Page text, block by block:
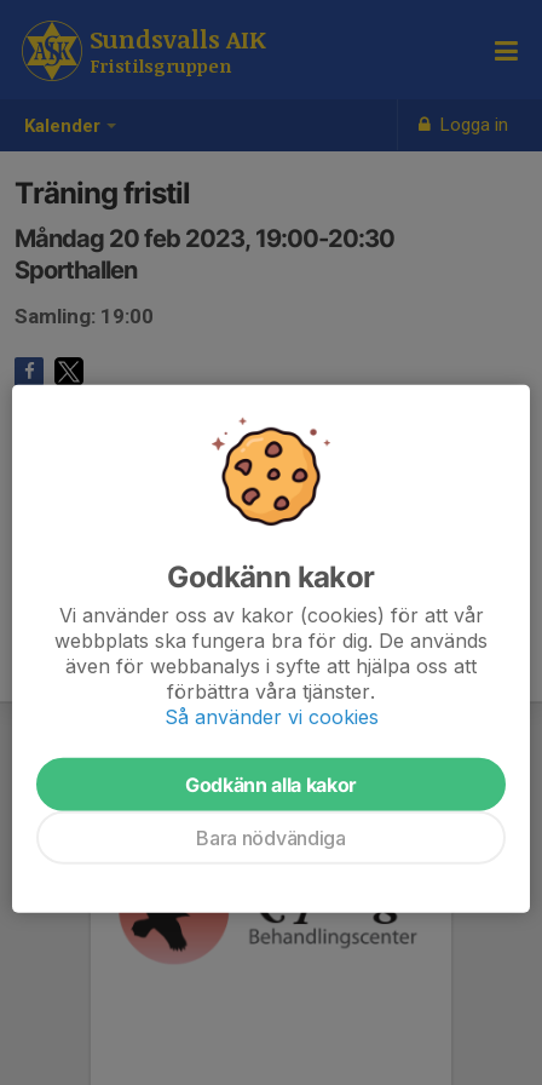
Kalender Logga in
Sundsvalls AIK
Fristilsgruppen
Träning fristil
Måndag 20 feb 2023, 19:00-20:30
Sporthallen
Samling: 19:00
Godkänn kakor
Vi använder oss av kakor (cookies) för att vår
webbplats ska fungera bra för dig. De används
även för webbanalys i syfte att hjälpa oss att
förbättra våra tjänster.
Så använder vi cookies
Godkänn alla kakor
Bara nödvändiga